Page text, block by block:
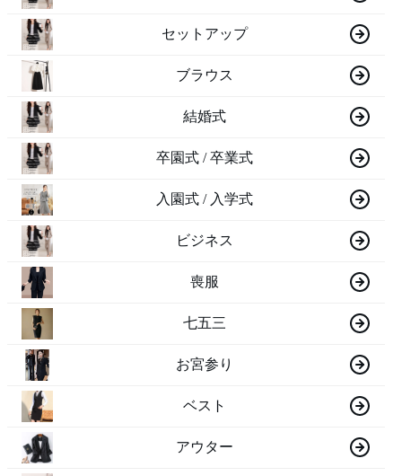
セットアップ
ブラウス
結婚式
卒園式 / 卒業式
入園式 / 入学式
ビジネス
喪服
七五三
お宮参り
ベスト
アウター